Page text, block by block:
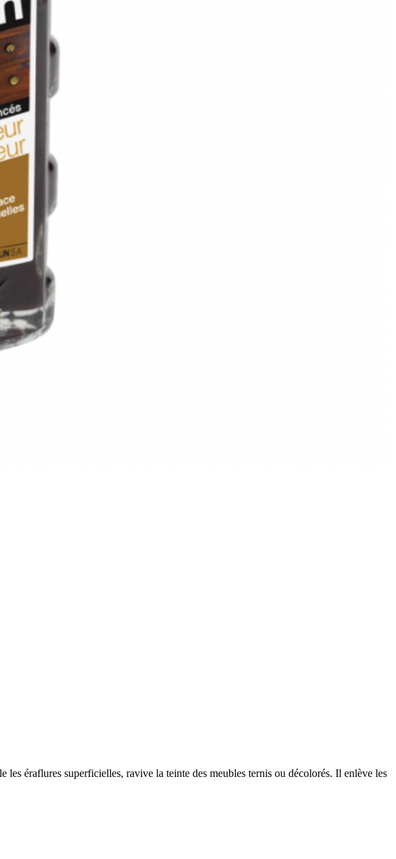
éraflures superficielles, ravive la teinte des meubles ternis ou décolorés. Il enlève les